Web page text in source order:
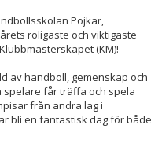
Pojkar,
roligaste och viktigaste
(KM)!
av handboll, gemenskap och
får träffa och spela
från andra lag i
bli en fantastisk dag för både